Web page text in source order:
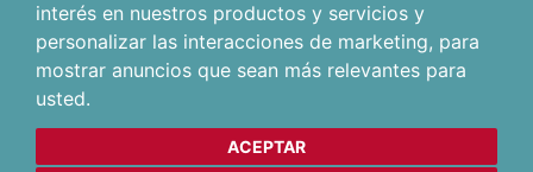
interés en nuestros productos y servicios y
personalizar las interacciones de marketing, para
mostrar anuncios que sean más relevantes para
usted.
ACEPTAR